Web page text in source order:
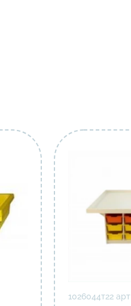
1026044т22 арт